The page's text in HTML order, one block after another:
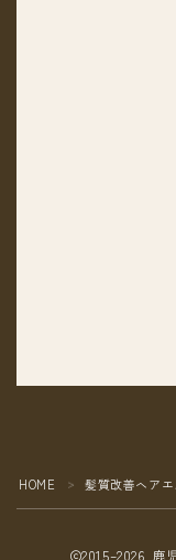
HOME ＞ 髪質改善ヘアエ
2015–2026 鹿